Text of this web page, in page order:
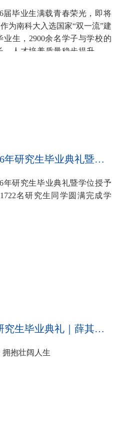
届毕业生满载青春荣光，即将
为南科大入选国家“双一流”建
生，2900余名学子与学校的
人才培养质量稳步提升。他
扎根，在基层治理、基础教
献力量，以不同选择践行“明
南方科技大学举行2026年研究生毕业典礼暨学位授予仪式
年研究生毕业典礼暨学位授予
名研究生同学圆满完成学
南方科技大学2026年研究生毕业典礼｜薛其坤校长：勇攀时代高峰 拥抱壮阔人生
抱壮阔人生